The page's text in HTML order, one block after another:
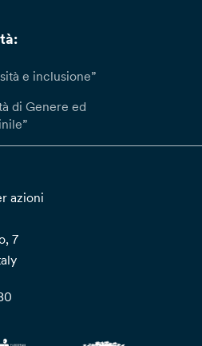
e inclusione”
di Genere ed
azioni
7